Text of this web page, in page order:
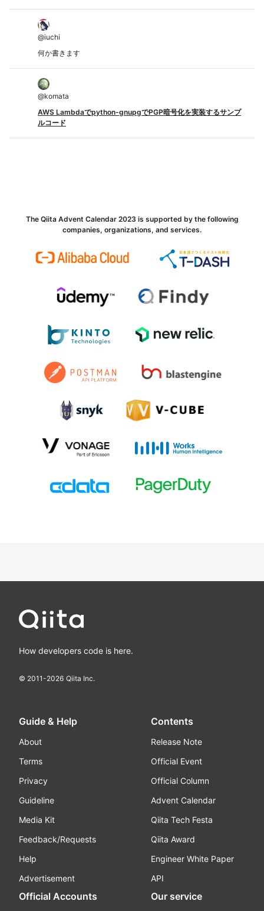
@iuchi
何か書きます
@komata
AWS Lambdaでpython-gnupgでPGP暗号化を実装するサンプ
ルコード
The Qiita Advent Calendar 2023 is supported by the following
companies, organizations, and services.
How developers code is here.
© 2011-2026 Qiita Inc.
Guide & Help
About
Terms
Privacy
Guideline
Media Kit
Feedback/Requests
Help
Advertisement
Contents
Release Note
Official Event
Official Column
Advent Calendar
Qiita Tech Festa
Qiita Award
Engineer White Paper
API
Official Accounts Our service